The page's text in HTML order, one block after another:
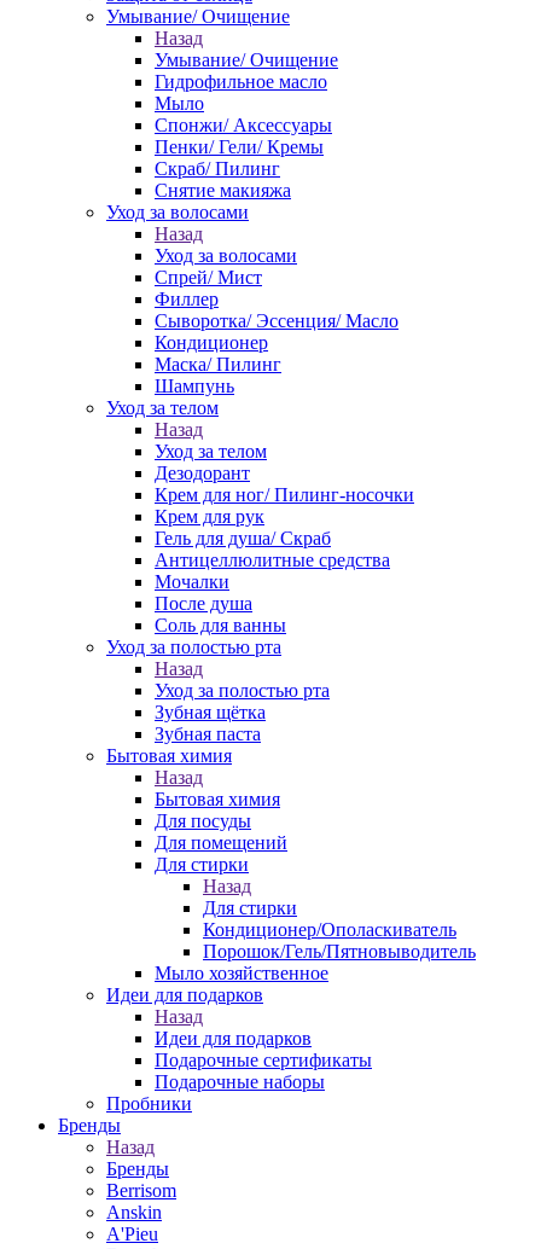
Умывание/ Очищение
Назад
Умывание/ Очищение
Гидрофильное масло
Мыло
Спонжи/ Аксессуары
Пенки/ Гели/ Кремы
Скраб/ Пилинг
Снятие макияжа
Уход за волосами
Назад
Уход за волосами
Спрей/ Мист
Филлер
Сыворотка/ Эссенция/ Масло
Кондиционер
Маска/ Пилинг
Шампунь
Уход за телом
Назад
Уход за телом
Дезодорант
Крем для ног/ Пилинг-носочки
Крем для рук
Гель для душа/ Скраб
Антицеллюлитные средства
Мочалки
После душа
Соль для ванны
Уход за полостью рта
Назад
Уход за полостью рта
Зубная щётка
Зубная паста
Бытовая химия
Назад
Бытовая химия
Для посуды
Для помещений
Для стирки
Назад
Для стирки
Кондиционер/Ополаскиватель
Порошок/Гель/Пятновыводитель
Мыло хозяйственное
Идеи для подарков
Назад
Идеи для подарков
Подарочные сертификаты
Подарочные наборы
Пробники
Бренды
Назад
Бренды
Berrisom
Anskin
A'Pieu